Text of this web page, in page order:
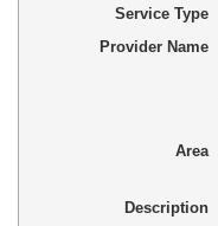
Service Type
Provider Name
Area
Description